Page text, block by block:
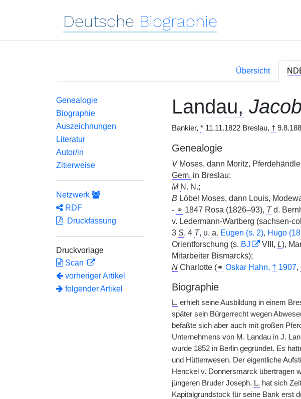
Deutsche Biographie
Übersicht
Genealogie
Biographie
Auszeichnungen
Literatur
Autor/in
Zitierweise
Netzwerk
RDF
Druckfassung
Druckvorlage
Scan
vorheriger Artikel
folgender Artikel
Landau, Jacob
Bankier, *11.11.1822 Breslau, †
Genealogie
VMoses, dann Moritz,
Gem. in Breslau;
M N. N.;
B Löbel Moses, dann Louis,
- ⚭ 1847 Rosa (1826–93), Td.
v. Ledermann-Wartberg (sachsen-
3 S, 4 T, u. a. Eugen (s. 2), Hugo
Orientforschung (s. BJ VIII, L),
Mitarbeiter Bismarcks);
NCharlotte (⚭ Oskar Hahn, † 1907,
Biographie
L. erhielt seine Ausbildung in einem
später sein Bürgerrecht wegen
befaßte sich aber auch mit großen
Unternehmens von M. Landau in J.
wurde 1852 in Berlin gegründet. Es
und Hüttenwesen. Der eigentliche
Henckel v. Donnersmarck übertragen
jüngeren Bruder Joseph. L. hat sich
Kapitalgrundstock für seine Bank erst